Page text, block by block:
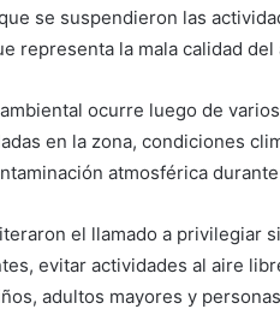
se suspendieron las
representa la mala calidad del
ocurre luego de
en la zona, condiciones
atmosférica
el llamado a privilegiar
evitar actividades al aire
adultos mayores y